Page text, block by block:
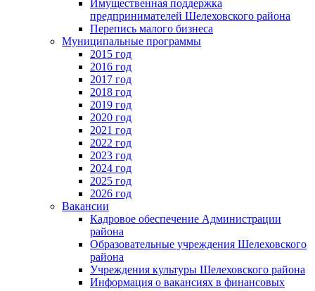
Имущественная поддержка
предпринимателей Шелеховского района
Перепись малого бизнеса
Муниципальные программы
2015 год
2016 год
2017 год
2018 год
2019 год
2020 год
2021 год
2022 год
2023 год
2024 год
2025 год
2026 год
Вакансии
Кадровое обеспечение Администрации
района
Образовательные учреждения Шелеховского
района
Учреждения культуры Шелеховского района
Информация о вакансиях в финансовых